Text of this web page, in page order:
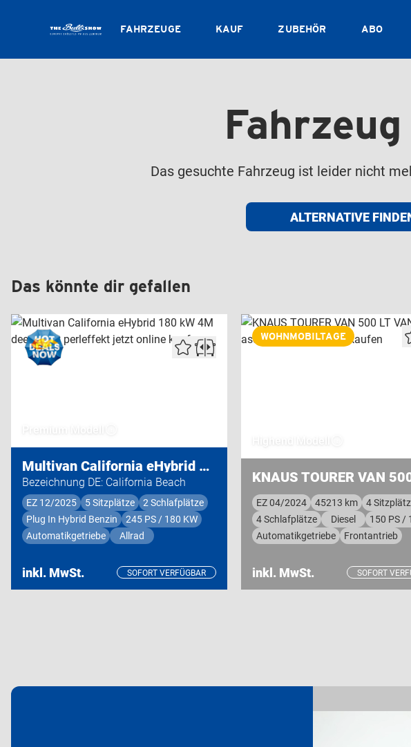
FAHRZEUGE KAUF ZUBEHÖR ABO
Das gesuchte Fahrzeug ist leider nicht
ALTERNATIVE
Das könnte dir gefallen
Multivan California eHybrid 180 kW 4M
Bezeichnung DE: California Beach
EZ 12/2025 5 Sitzplätze
2 Schlafplätze
Plug In Hybrid Benzin
245 PS / 180 KW
Automatikgetriebe
Allrad
inkl. MwSt. SOFORT VERFÜGBAR
WOHNMOBILTAGE
EZ 04/2024 45213 km
4
4 Schlafplätze
Diesel
150 PS /
Automatikgetriebe
Frontantrieb
inkl. MwSt. SOFORT